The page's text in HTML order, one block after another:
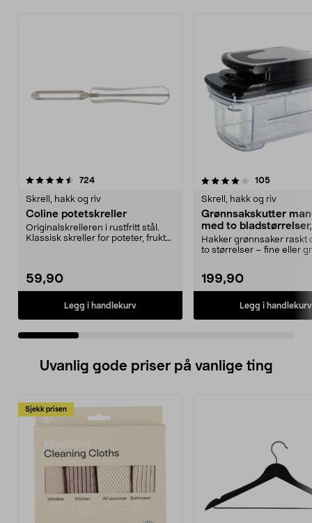
724anmeldelser
Skrell, hakk og riv
Coline potetskreller
Originalskrelleren i rustfritt stål.
Klassisk skreller for poteter, frukt
59,90
Legg i handlekurv
4.0 av 5 stjerner 105
Skrell, hakk og riv
Grønnsakskutter
med to bladstørrelser,
liter
Hakker grønnsaker raskt
to størrelser – fine eller
199,90
Legg i handlekurv
4.0 av 5 stjerner
Uvanlig gode priser på vanlige ting
Sjekk prisen